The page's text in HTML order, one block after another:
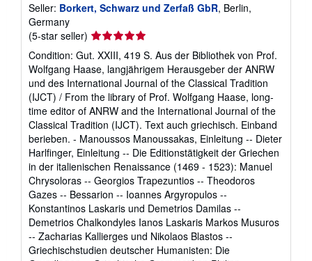
Seller: Borkert, Schwarz und Zerfaß GbR, Berlin,
Germany
(5-star seller) Seller
rating
5
out
of
5
stars
Condition: Gut. XXIII, 419 S. Aus der Bibliothek von Prof.
Wolfgang Haase, langjährigem Herausgeber der ANRW
und des International Journal of the Classical Tradition
(IJCT) / From the library of Prof. Wolfgang Haase, long-
time editor of ANRW and the International Journal of the
Classical Tradition (IJCT). Text auch griechisch. Einband
berieben. - Manoussos Manoussakas, Einleitung -- Dieter
Harlfinger, Einleitung -- Die Editionstätigkeit der Griechen
in der italienischen Renaissance (1469 - 1523): Manuel
Chrysoloras -- Georgios Trapezuntios -- Theodoros
Gazes -- Bessarion -- Ioannes Argyropulos --
Konstantinos Laskaris und Demetrios Damilas --
Demetrios Chalkondyles Ianos Laskaris Markos Musuros
-- Zacharias Kallierges und Nikolaos Blastos --
Griechischstudien deutscher Humanisten: Die